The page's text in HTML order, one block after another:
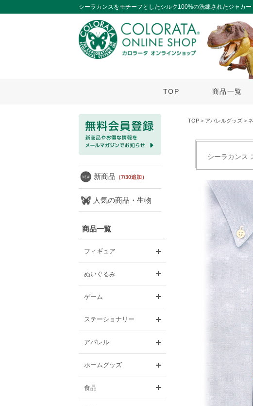
シーラカンスをモチーフとしたシルク100%の洗練されたジャカー
TOP 商品一覧
新商品 （7/30追加）
人気の商品・生物
商品一覧
フィギュア
ぬいぐるみ
ゲーム
ステーショナリー
アパレル
ホームグッズ
食品
TOP > アパレルグッズ >
シーラカンス